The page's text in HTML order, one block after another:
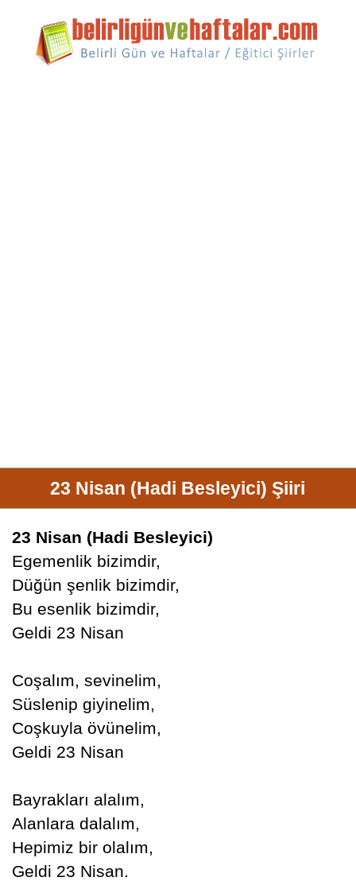
23 Nisan (Hadi Besleyici) Şiiri
23 Nisan (Hadi Besleyici)
Egemenlik bizimdir,
Düğün şenlik bizimdir,
Bu esenlik bizimdir,
Geldi 23 Nisan
Coşalım, sevinelim,
Süslenip giyinelim,
Coşkuyla övünelim,
Geldi 23 Nisan
Bayrakları alalım,
Alanlara dalalım,
Hepimiz bir olalım,
Geldi 23 Nisan.